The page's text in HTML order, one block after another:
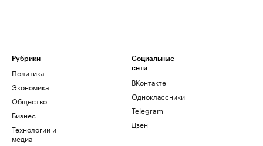
Рубрики
Политика
Экономика
Общество
Бизнес
Технологии и
медиа
Социальные
сети
ВКонтакте
Одноклассники
Telegram
Дзен